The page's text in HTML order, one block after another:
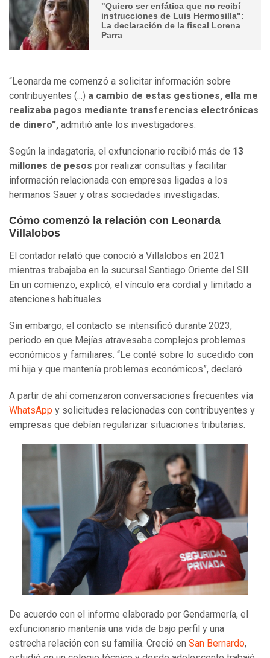
"Quiero ser enfática que no recibí
instrucciones de Luis Hermosilla":
La declaración de la fiscal Lorena
Parra
“Leonarda me comenzó a solicitar información sobre
contribuyentes (...) a cambio de estas gestiones, ella me
realizaba pagos mediante transferencias electrónicas
de dinero”, admitió ante los investigadores.
Según la indagatoria, el exfuncionario recibió más de 13
millones de pesos por realizar consultas y facilitar
información relacionada con empresas ligadas a los
hermanos Sauer y otras sociedades investigadas.
Cómo comenzó la relación con Leonarda
Villalobos
El contador relató que conoció a Villalobos en 2021
mientras trabajaba en la sucursal Santiago Oriente del SII.
En un comienzo, explicó, el vínculo era cordial y limitado a
atenciones habituales.
Sin embargo, el contacto se intensificó durante 2023,
periodo en que Mejías atravesaba complejos problemas
económicos y familiares. “Le conté sobre lo sucedido con
mi hija y que mantenía problemas económicos”, declaró.
A partir de ahí comenzaron conversaciones frecuentes vía
WhatsApp y solicitudes relacionadas con contribuyentes y
empresas que debían regularizar situaciones tributarias.
De acuerdo con el informe elaborado por Gendarmería, el
exfuncionario mantenía una vida de bajo perfil y una
estrecha relación con su familia. Creció en San Bernardo,